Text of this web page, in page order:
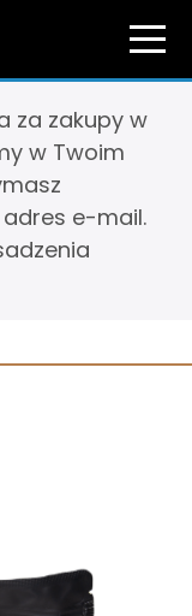
za zakupy w
w Twoim
e-mail.